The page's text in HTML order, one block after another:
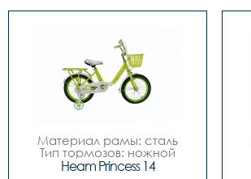
Материал рамы: сталь
Тип тормозов: ножной
Диаметр колес: 14
Heam Princess 14